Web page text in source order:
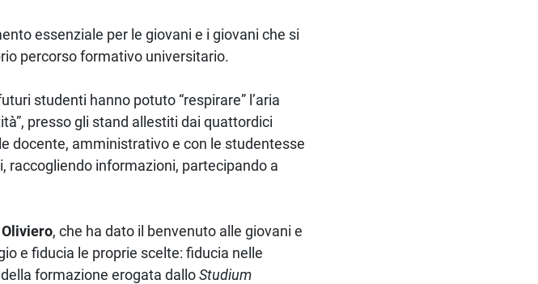
essenziale per le giovani e i giovani che si
percorso formativo universitario.
studenti hanno potuto “respirare” l’aria
presso gli stand allestiti dai quattordici
docente, amministrativo e con le studentesse
raccogliendo informazioni, partecipando a
, che ha dato il benvenuto alle giovani e
e fiducia le proprie scelte: fiducia nelle
formazione erogata dalloStudium